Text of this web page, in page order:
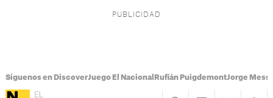
Síguenos en DiscoverJuego El Nacional Rufián PuigdemontJorge Messi